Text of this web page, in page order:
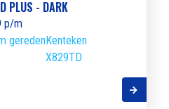
PLUS - DARK
p/m
geredenKenteken
X829TD